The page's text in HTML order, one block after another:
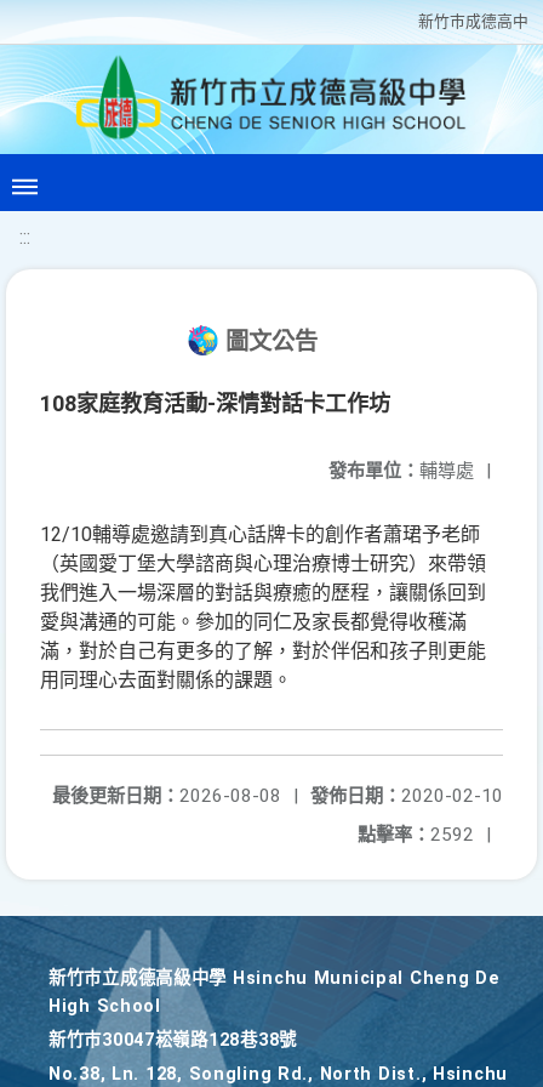
新竹巿成德高中
:::
圖文公告
108家庭教育活動-深情對話卡工作坊
發布單位： 輔導處 |
12/10輔導處邀請到真心話牌卡的創作者蕭珺予老師
（英國愛丁堡大學諮商與心理治療博士研究）來帶領
我們進入一場深層的對話與療癒的歷程，讓關係回到
愛與溝通的可能。參加的同仁及家長都覺得收穫滿
滿，對於自己有更多的了解，對於伴侶和孩子則更能
用同理心去面對關係的課題。
發佈日期： 2020-02-10
最後更新日期： 2026-08-08
|
點擊率： 2592 |
新竹巿立成德高級中學 Hsinchu Municipal Cheng De
High School
新竹巿30047崧嶺路128巷38號
No.38, Ln. 128, Songling Rd., North Dist., Hsinchu